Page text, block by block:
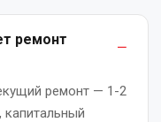
ремонт
ремонт — 1-2